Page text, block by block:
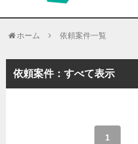
ホーム 依頼案件一覧
依頼案件： すべて表示
1